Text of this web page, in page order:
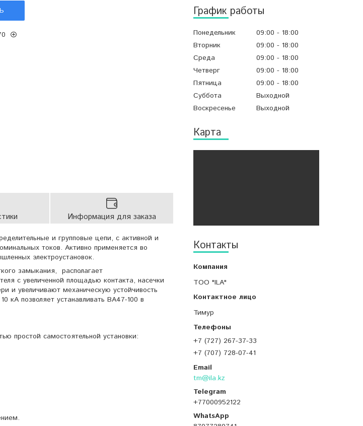
График работы
Понедельник 09:00
18:00
Вторник
09:00
18:00
Среда
09:00
18:00
Четверг
09:00
18:00
Пятница
09:00
18:00
Суббота
Выходной
Воскресенье
Выходной
Карта
Контакты
ТОО "ILA"
Тимур
+7 (727) 267-37-33
+7 (707) 728-07-41
tm@ila.kz
+77000952122
Информация для заказа
и групповые цепи, с активной и
токов. Активно применяется во
электроустановок.
замыкания, располагает
с увеличенной площадью контакта, насечки
и увеличивают механическую устойчивость
кА позволяет устанавливать ВА47-100 в
простой самостоятельной установки: